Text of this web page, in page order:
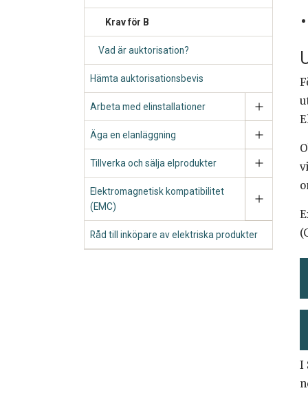
Krav för B
Vad är auktorisation?
Hämta auktorisationsbevis
Arbeta med elinstallationer
Äga en elanläggning
Tillverka och sälja elprodukter
Elektromagnetisk kompatibilitet
(EMC)
Råd till inköpare av elektriska produkter
I